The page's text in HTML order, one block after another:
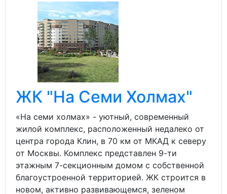
ЖК "На Семи Холмах"
«На семи холмах» - уютный, современный
жилой комплекс, расположенный недалеко от
центра города Клин, в 70 км от МКАД к северу
от Москвы. Комплекс представлен 9-ти
этажным 7-секционным домом с собственной
благоустроенной территорией. ЖК строится в
новом, активно развивающемся, зеленом